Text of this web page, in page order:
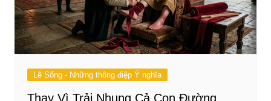
Lẽ Sống - Những thông điệp Ý nghĩa
Thay Vì Trải Nhung Cả Con Đường,